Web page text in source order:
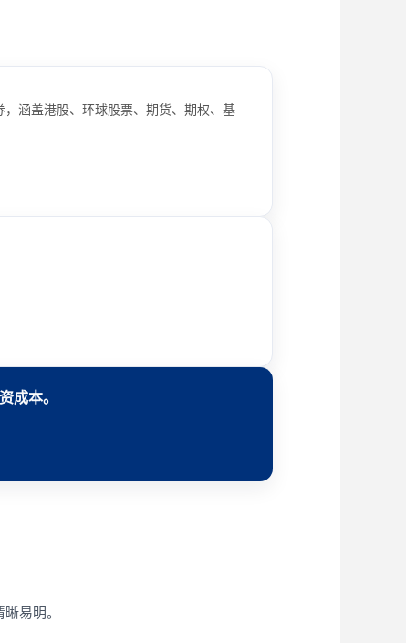
涵盖港股、环球股票、期货、期权、基
成本。
易明。